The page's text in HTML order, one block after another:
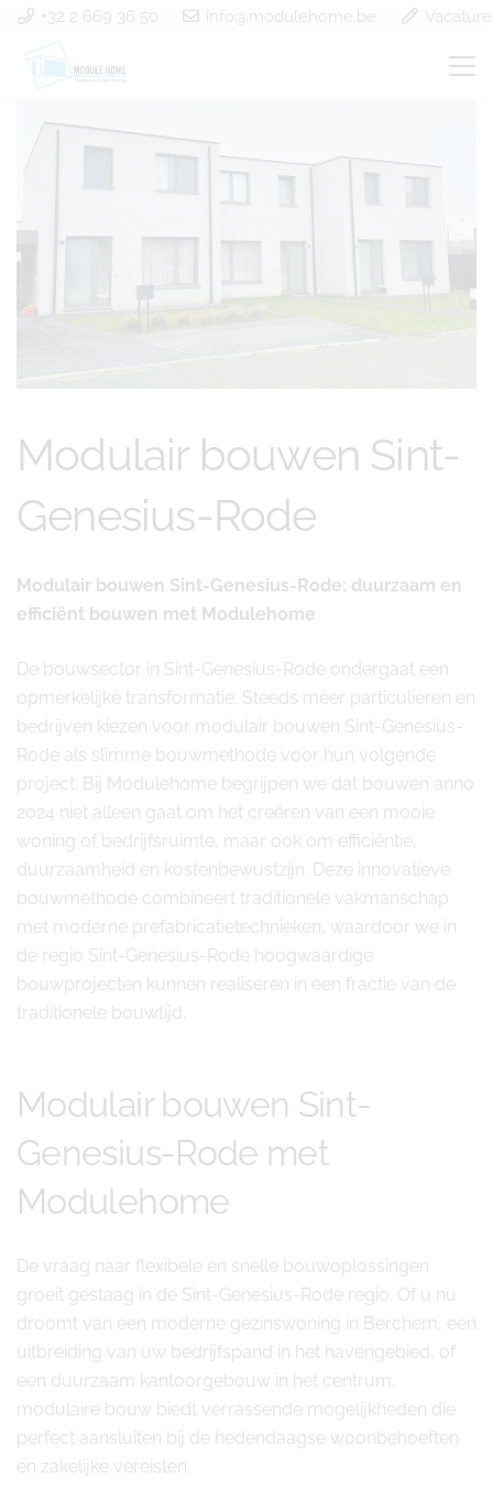
+32 2 669 36 50 info@modulehome.be
Modulair bouwen Sint-
Genesius-Rode
Modulair bouwen Sint-Genesius-Rode: duurzaam en
efficiënt bouwen met Modulehome
De bouwsector in Sint-Genesius-Rode ondergaat een
opmerkelijke transformatie. Steeds meer particulieren en
bedrijven kiezen voor modulair bouwen Sint-Genesius-
Rode als slimme bouwmethode voor hun volgende
project. Bij Modulehome begrijpen we dat bouwen anno
2024 niet alleen gaat om het creëren van een mooie
woning of bedrijfsruimte, maar ook om efficiëntie,
duurzaamheid en kostenbewustzijn. Deze innovatieve
bouwmethode combineert traditionele vakmanschap
met moderne prefabricatietechnieken, waardoor we in
de regio Sint-Genesius-Rode hoogwaardige
bouwprojecten kunnen realiseren in een fractie van de
traditionele bouwtijd.
Modulair bouwen Sint-
Genesius-Rode met
Modulehome
De vraag naar flexibele en snelle bouwoplossingen
groeit gestaag in de Sint-Genesius-Rode regio. Of u nu
droomt van een moderne gezinswoning in Berchem, een
uitbreiding van uw bedrijfspand in het havengebied, of
een duurzaam kantoorgebouw in het centrum,
modulaire bouw biedt verrassende mogelijkheden die
perfect aansluiten bij de hedendaagse woonbehoeften
en zakelijke vereisten.